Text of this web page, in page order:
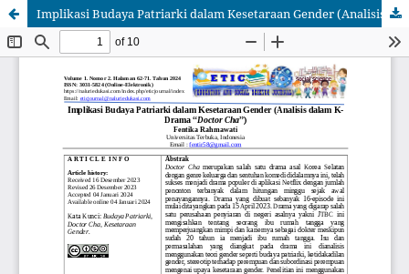
Implikasi Budaya Patriarki dalam Kesetaraan Gender (Analisis dalam K- Drama “Doctor Cha”)